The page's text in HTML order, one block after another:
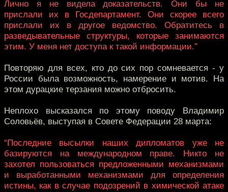
Лично я не видела доказательств. Они бы не
прислали их в Госдепартамент. Они скорее всего
прислали их в другое ведомство. Обратитесь в
разведывательные структуры, которые занимаются
этим. У меня нет доступа к такой информации.”
Повторяю для всех, кто до сих пор сомневается - у
России была возможность, намерение и мотив. На
этом дурацкие терзания можно отбросить.
Неплохо высказался по этому поводу Владимир
Соловьёв, выступая в Совете Федерации 28 марта:
“Последние высылки наших дипломатов уже не
базируются на международном праве. Никто не
захотел пользоваться предложенными механизмами
и выработанными механизмами для определения
истины, как в случае подозрений в химической атаке